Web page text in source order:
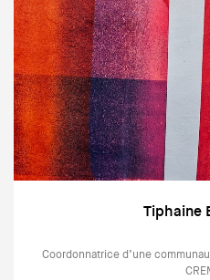
Tiphaine
Coordonnatrice d’une